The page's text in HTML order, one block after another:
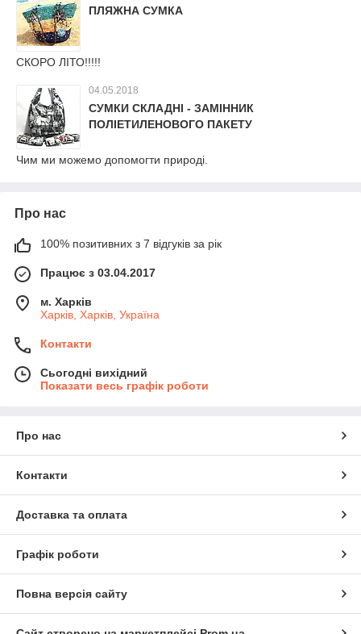
ПЛЯЖНА СУМКА
СКОРО ЛІТО!!!!!
04.05.2018
СУМКИ СКЛАДНІ - ЗАМІННИК
ПОЛІЕТИЛЕНОВОГО ПАКЕТУ
Чим ми можемо допомогти природі.
Про нас
100% позитивних з 7 відгуків за рік
Працює з 03.04.2017
м. Харків
Харків, Харків, Україна
Контакти
Сьогодні вихідний
Показати весь графік роботи
Про нас
Контакти
Доставка та оплата
Графік роботи
Повна версія сайту